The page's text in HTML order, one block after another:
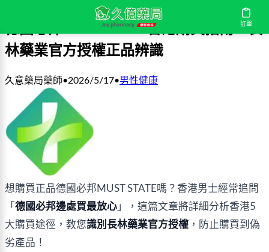
訂單
德國必邦MUST STATE香港購買指南：長
林藥業官方授權正品辨識
久意藥局藥師•2026/5/17•男性健康
想購買正品德國必邦MUST STATE嗎？香港男士經常追問
「 德國必邦邊處買最放心 」，這篇文章將詳細分析香港5
大購買途徑，教您識別長林藥業官方授權 ，防止購買到偽
劣產品！